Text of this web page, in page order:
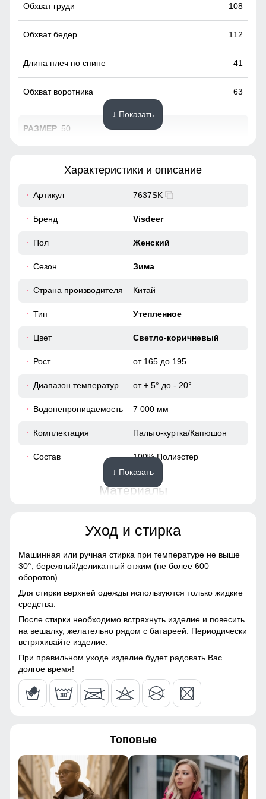
регулировки его объема и плотности прилегания к голове.
комфорт и тепло.
Пальто подчёркивает силуэт, удобно сидит по фигуре и не
Пальто подчёркивает силуэт, удобно сидит по фигуре и не
сковывает движений.
Вместительные карманы на молнии!
Это практичное и удобное решение для повседневного
использования. Они легко вмещают телефон, перчатки и
другие необходимые мелочи, позволяя обойтись без
сумки. Карманы расположены удобно и защищены от
ветра, что делает их идеальными для холодной погоды.
108
112
41
63
50
43
63
54
41
↓ Показать
Характеристики и описание
Артикул 7637SK
Бренд Visdeer
Пол Женский
Сезон Зима
Страна производителя Китай
Тип Утепленное
Цвет Светло-коричневый
Рост от 165 до 195
Диапазон температур от + 5° до - 20°
Водонепроницаемость 7 000 мм
Комплектация Пальто-куртка/Капюшон
Состав 100% Полиэстер
Материалы
Полиэстер, Плащевка,
Болонь, Экологичные
Материал подкладки
Материал подкладки
капюшона
Полиэстер
Материал подкладки
кармана
Полиэстер
Материал наполнителя
Фактура материала Шероховатая, стеганная
Плотность утеплителя (г/ 210
Конструктивные особенности
↓ Показать
Уход и стирка
Машинная или ручная стирка при температуре не выше
30°, бережный/деликатный отжим (не более 600
оборотов).
Для стирки верхней одежды используются только жидкие
средства.
После стирки необходимо встряхнуть изделие и повесить
на вешалку, желательно рядом с батареей. Периодически
встряхивайте изделие.
При правильном уходе изделие будет радовать Вас
долгое время!
Топовые